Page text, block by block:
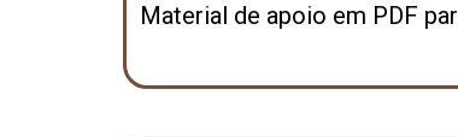
Material de apoio em PDF